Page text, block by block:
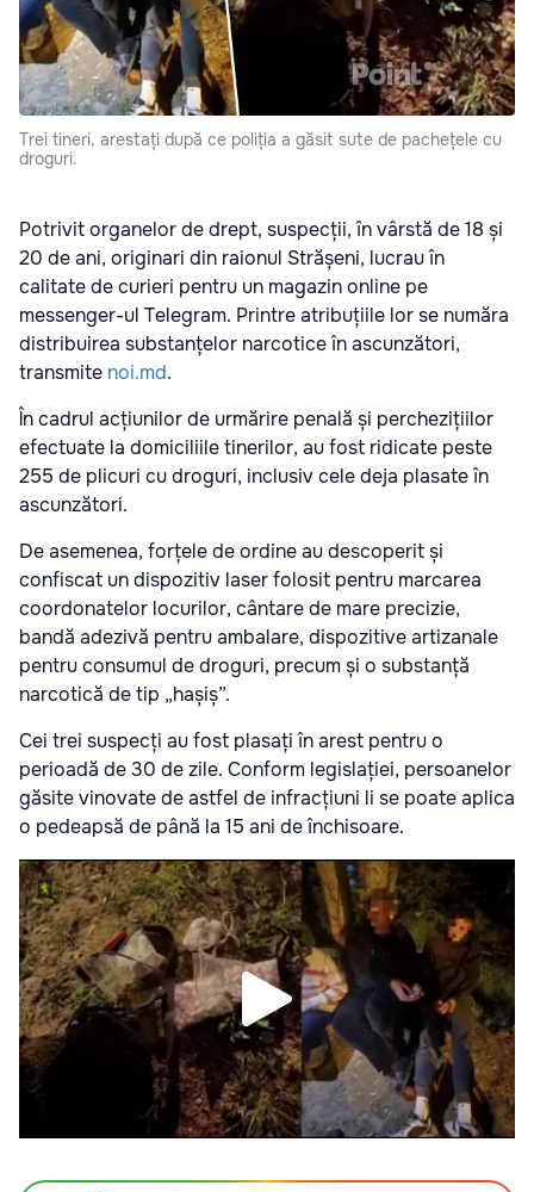
Trei tineri, arestați după ce poliția a găsit sute de pachețele cu
droguri.
Potrivit organelor de drept, suspecții, în vârstă de 18 și
20 de ani, originari din raionul Strășeni, lucrau în
calitate de curieri pentru un magazin online pe
messenger-ul Telegram. Printre atribuțiile lor se număra
distribuirea substanțelor narcotice în ascunzători,
transmite noi.md.
În cadrul acțiunilor de urmărire penală și perchezițiilor
efectuate la domiciliile tinerilor, au fost ridicate peste
255 de plicuri cu droguri, inclusiv cele deja plasate în
ascunzători.
De asemenea, forțele de ordine au descoperit și
confiscat un dispozitiv laser folosit pentru marcarea
coordonatelor locurilor, cântare de mare precizie,
bandă adezivă pentru ambalare, dispozitive artizanale
pentru consumul de droguri, precum și o substanță
narcotică de tip „hașiș”.
Cei trei suspecți au fost plasați în arest pentru o
perioadă de 30 de zile. Conform legislației, persoanelor
găsite vinovate de astfel de infracțiuni li se poate aplica
o pedeapsă de până la 15 ani de închisoare.